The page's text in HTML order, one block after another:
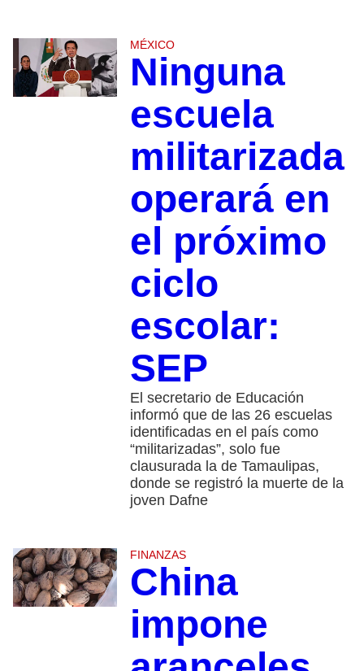
MÉXICO
Ninguna
escuela
militarizada
operará en
el próximo
ciclo
escolar:
SEP
El secretario de Educación
informó que de las 26 escuelas
identificadas en el país como
“militarizadas”, solo fue
clausurada la de Tamaulipas,
donde se registró la muerte de la
joven Dafne
FINANZAS
China
impone